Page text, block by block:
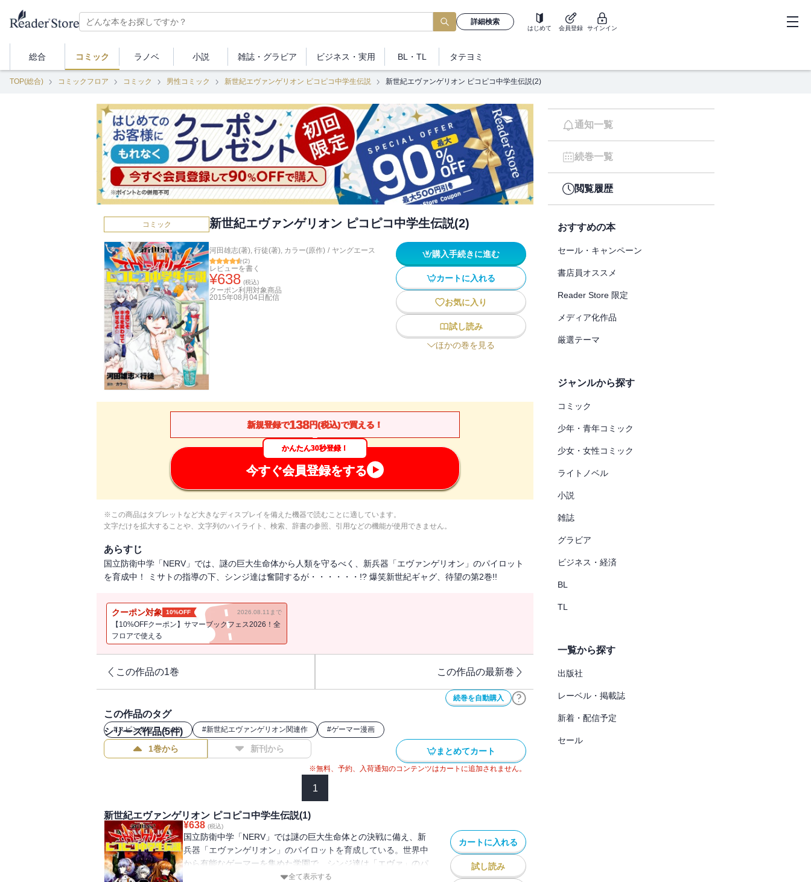
詳細検索
はじめて 会員登録 サインイン
総合 コミック ラノベ 小説 雑誌・ グラビア ビジネス ・実用 BL・TL タテヨミ
TOP(総合) コミックフロア コミック 男性コミック 新世紀エヴァンゲリオン ピコピコ中学生伝説 新世紀エヴァンゲリオン ピコピコ中学生伝説(2)
コミック 新世紀エヴァンゲリオン ピコピコ中学生伝説(2)
河田雄志(著), 行徒(著), カラー(原作) / ヤングエース
(2)
レビューを書く
¥638 (税込)
クーポン利用対象商品
2015年08月04日 配信
購入手続きに進む
カートに入れる
お気に入り
試し読み
ほかの巻を見る
新規登録で138円(税込)で買える！
かんたん30秒登録！
今すぐ会員登録をする
※この商品はタブレットなど大きなディスプレイを備えた機器で読むことに適しています。
文字だけを拡大することや、文字列のハイライト、検索、辞書の参照、引用などの機能が使用できません。
あらすじ
国立防衛中学「NERV」では、謎の巨大生命体から人類を守るべく、新兵器「エヴァンゲリオン」のパイロット
を育成中！ ミサトの指導の下、シンジ達は奮闘するが・・・・・・!? 爆笑新世紀ギャグ、待望の第2巻!!
クーポン対象 10%OFF 2026.08.11まで
【10%OFFクーポン】サマーブックフェス2026！全
フロアで使える
この作品の1巻 この作品の最新巻
続巻を自動購入
この作品のタグ
#スピンオフコミック #新世紀エヴァンゲリオン関連作 #ゲーマー漫画
シリーズ作品(5件)
1巻から 新刊から まとめてカート
※無料、予約、入荷通知のコンテンツはカートに追加されません。
1
新世紀エヴァンゲリオン ピコピコ中学生伝説(1)
¥638 (税込)
国立防衛中学「NERV」では謎の巨大生命体との決戦に備え、新
兵器「エヴァンゲリオン」のパイロットを育成している。世界中
から有能なゲーマーを集めた学園で、シンジ達は「エヴァ」のパ
全て表示する
カートに入れる
試し読み
通知一覧
続巻一覧
閲覧履歴
おすすめの本
セール・キャンペーン
書店員オススメ
Reader Store 限定
メディア化作品
厳選テーマ
ジャンルから探す
コミック
少年・青年コミック
少女・女性コミック
ライトノベル
小説
雑誌
グラビア
ビジネス・経済
BL
TL
一覧から探す
出版社
レーベル・掲載誌
新着・配信予定
セール